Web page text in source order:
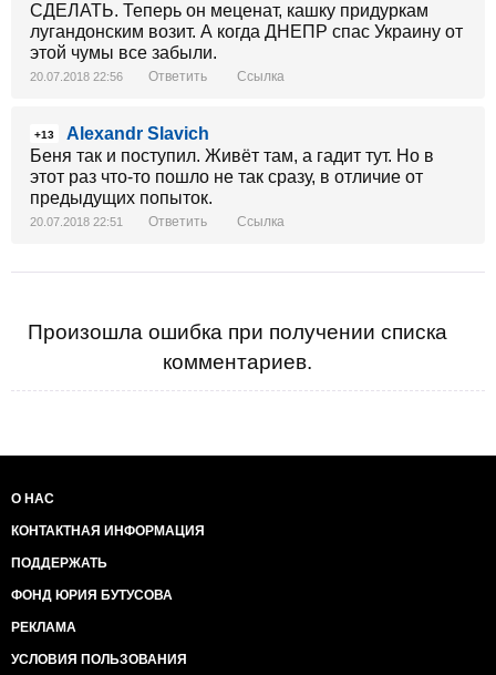
СДЕЛАТЬ. Теперь он меценат, кашку придуркам
лугандонским возит. А когда ДНЕПР спас Украину от
этой чумы все забыли.
20.07.2018 22:56 Ответить Ссылка
+13
Alexandr Slavich
Беня так и поступил. Живёт там, а гадит тут. Но в
этот раз что-то пошло не так сразу, в отличие от
предыдущих попыток.
20.07.2018 22:51 Ответить Ссылка
Произошла ошибка при получении списка
комментариев.
О НАС
КОНТАКТНАЯ ИНФОРМАЦИЯ
ПОДДЕРЖАТЬ
ФОНД ЮРИЯ БУТУСОВА
РЕКЛАМА
УСЛОВИЯ ПОЛЬЗОВАНИЯ